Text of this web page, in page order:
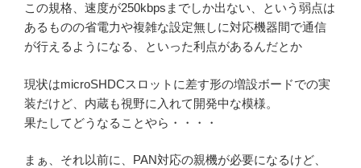
この規格、速度が250kbpsまでしか出ない、という弱点は
あるものの省電力や複雑な設定無しに対応機器間で通信
が行えるようになる、といった利点があるんだとか
現状はmicroSHDCスロットに差す形の増設ボードでの実
装だけど、内蔵も視野に入れて開発中な模様。
果たしてどうなることやら・・・・
まぁ、それ以前に、PAN対応の親機が必要になるけど、